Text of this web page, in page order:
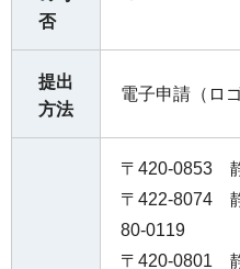
否
提出
方法
電子申請（ロ
〒420-0853
〒422-8074
80-0119
〒420-0801